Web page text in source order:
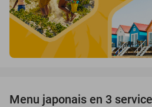
Menu japonais en 3